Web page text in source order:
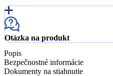
Otázka na produkt
Popis
Bezpečnostné informácie
Dokumenty na stiahnutie